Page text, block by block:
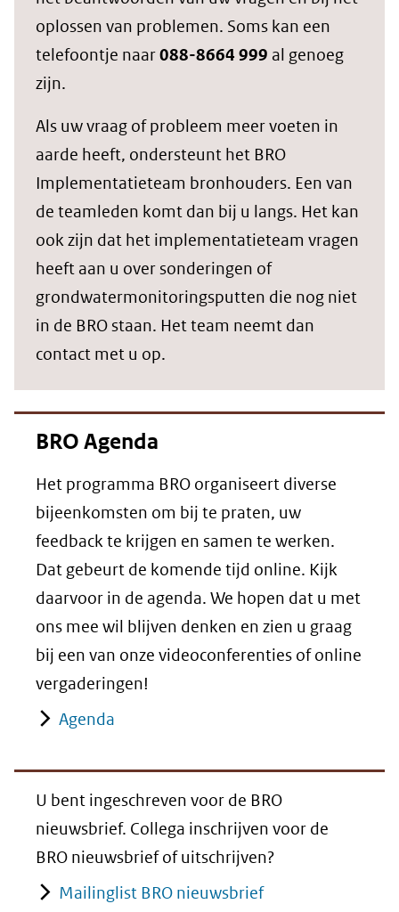
oplossen van problemen. Soms kan een
telefoontje naar088-8664 999 al genoeg
zijn.
Als uw vraag of probleem meer voeten in
aarde heeft, ondersteunt het BRO
Implementatieteam bronhouders. Een van
de teamleden komt dan bij u langs. Het kan
ook zijn dat het implementatieteam vragen
heeft aan u over sonderingen of
grondwatermonitoringsputten die nog niet
in de BRO staan. Het team neemt dan
contact met u op.
BRO Agenda
Het programma BRO organiseert diverse
bijeenkomsten om bij te praten, uw
feedback te krijgen en samen te werken.
Dat gebeurt de komende tijd online. Kijk
daarvoor in de agenda. We hopen dat u met
ons mee wil blijven denken en zien u graag
bij een van onze videoconferenties of online
vergaderingen!
Agenda
U bent ingeschreven voor de BRO
nieuwsbrief. Collega inschrijven voor de
BRO nieuwsbrief of uitschrijven?
Mailinglist BRO nieuwsbrief